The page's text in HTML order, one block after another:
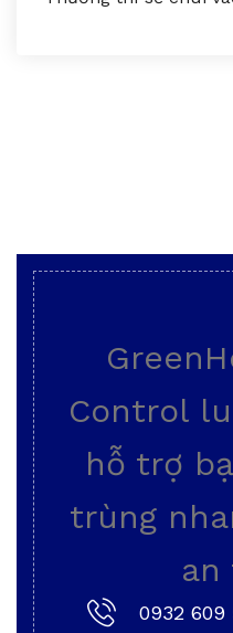
Control
hỗ trợ
trùng
an
0932 609